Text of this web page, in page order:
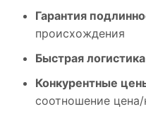
Гарантия
происхождения
Быстрая логистика
Конкурентные
соотношение цена/